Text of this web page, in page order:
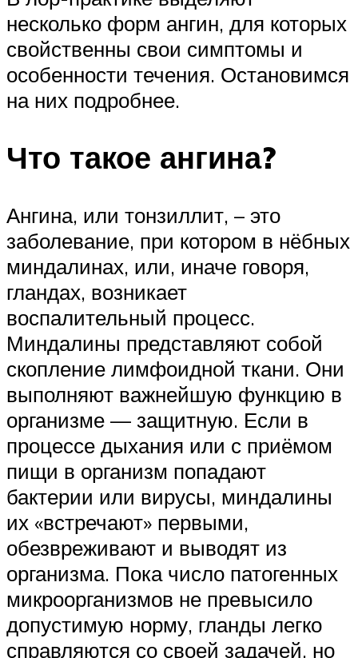
несколько форм ангин, для которых
свойственны свои симптомы и
особенности течения. Остановимся
на них подробнее.
Что такое ангина?
Ангина, или тонзиллит, – это
заболевание, при котором в нёбных
миндалинах, или, иначе говоря,
гландах, возникает
воспалительный процесс.
Миндалины представляют собой
скопление лимфоидной ткани. Они
выполняют важнейшую функцию в
организме — защитную. Если в
процессе дыхания или с приёмом
пищи в организм попадают
бактерии или вирусы, миндалины
их «встречают» первыми,
обезвреживают и выводят из
организма. Пока число патогенных
микроорганизмов не превысило
допустимую норму, гланды легко
справляются со своей задачей, но